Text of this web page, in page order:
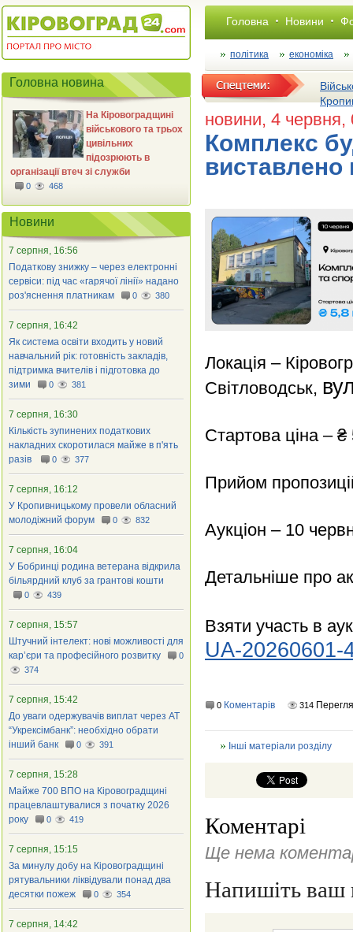
Головна Новини
політика економіка
новини, 4 червня,
Комплекс
виставлено
Локація –
Світловодськ,
Стартова ціна –
Прийом
Аукціон – 10
Детальніше про
Взяти участь в
UA-20260601-
0 Коментарів 314
Інші матеріали розділу
Коментарі
Ще нема
Напишіть ваш
Головна новина
На Кіровоградщині
військового та трьох
цивільних
підозрюють в
організації втеч зі служби
0 468
Новини
7 серпня, 16:56
Податкову знижку – через електронні
сервіси: під час «гарячої лінії» надано
роз'яснення платникам
0 380
7 серпня, 16:42
Як система освіти входить у новий
навчальний рік: готовність закладів,
підтримка вчителів і підготовка до
зими
0 381
7 серпня, 16:30
Кількість зупинених податкових
накладних скоротилася майже в п'ять
разів
0 377
7 серпня, 16:12
У Кропивницькому провели обласний
молодіжний форум
0 832
7 серпня, 16:04
У Бобринці родина ветерана відкрила
більярдний клуб за грантові кошти
0 439
7 серпня, 15:57
Штучний інтелект: нові можливості для
кар’єри та професійного розвитку
0
374
7 серпня, 15:42
До уваги одержувачів виплат через АТ
“Укрексімбанк”: необхідно обрати
інший банк
0 391
7 серпня, 15:28
Майже 700 ВПО на Кіровоградщині
працевлаштувалися з початку 2026
року
0 419
7 серпня, 15:15
За минулу добу на Кіровоградщині
рятувальники ліквідували понад два
десятки пожеж
0 354
7 серпня, 14:42